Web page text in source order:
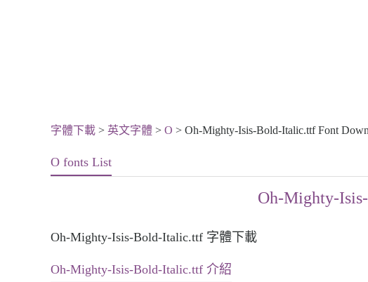
字體下載 > 英文字體 > O > Oh-Mighty-Isis-Bold-Italic.ttf Font
O fonts List
Oh-Mighty-
Oh-Mighty-Isis-Bold-Italic.ttf 字體下載
Oh-Mighty-Isis-Bold-Italic.ttf 介紹